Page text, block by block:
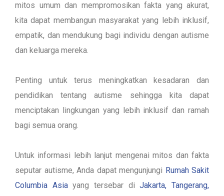
mitos umum dan mempromosikan fakta yang akurat,
kita dapat membangun masyarakat yang lebih inklusif,
empatik, dan mendukung bagi individu dengan autisme
dan keluarga mereka.
Penting untuk terus meningkatkan kesadaran dan
pendidikan tentang autisme sehingga kita dapat
menciptakan lingkungan yang lebih inklusif dan ramah
bagi semua orang.
Untuk informasi lebih lanjut mengenai mitos dan fakta
seputar autisme, Anda dapat mengunjungi Rumah Sakit
Columbia Asiayang tersebar diJakarta, Tangerang,